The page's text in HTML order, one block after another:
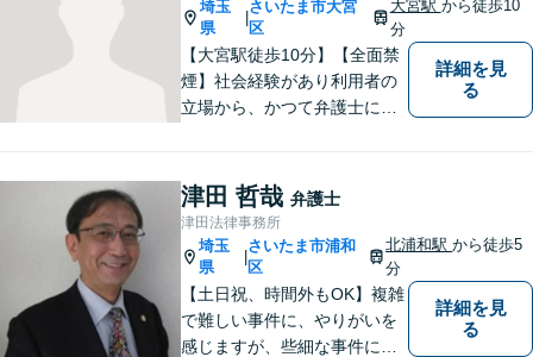
埼玉
県
|
さいたま市大宮
区
大宮駅 から徒歩10
分
【大宮駅徒歩10分】【全面禁
煙】社会経験があり利用者の
立場から、かつて弁護士に相
ります。 どのようにしたら、
敷居を低くできるか、緊張せ
ずに、リラックスして頂ける
か、なごやかな雰囲気作りを
常に心掛けています。
詳細を見
る
津田 哲哉 弁護士
津田法律事務所
埼玉
県
|
さいたま市浦和
区
北浦和駅から徒歩5
分
【土日祝、時間外もOK】複雑
で難しい事件に、やりがいを
感じますが、些細な事件にも
詳細を見
る